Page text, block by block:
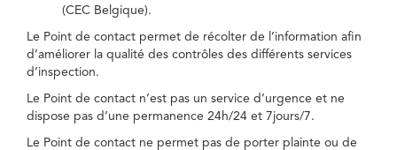
(CEC Belgique).
Le Point de contact permet de récolter de l’information afin
d’améliorer la qualité des contrôles des différents services
d’inspection.
Le Point de contact n’est pas un service d’urgence et ne
dispose pas d’une permanence 24h/24 et 7jours/7.
Le Point de contact ne permet pas de porter plainte ou de